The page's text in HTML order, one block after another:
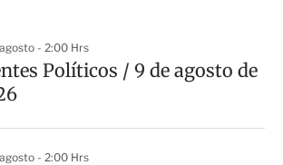
- 2:00 Hrs
Políticos / 9 de agosto de
- 2:00 Hrs